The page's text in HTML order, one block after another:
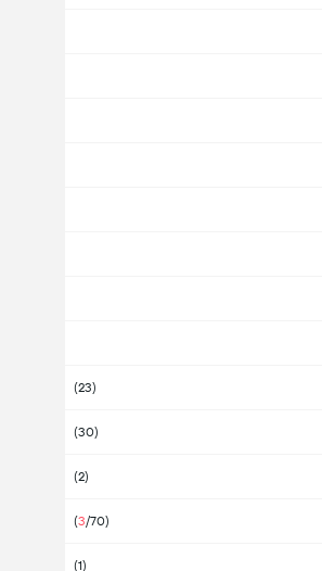
(23)
(30)
(2)
(3/70)
(1)